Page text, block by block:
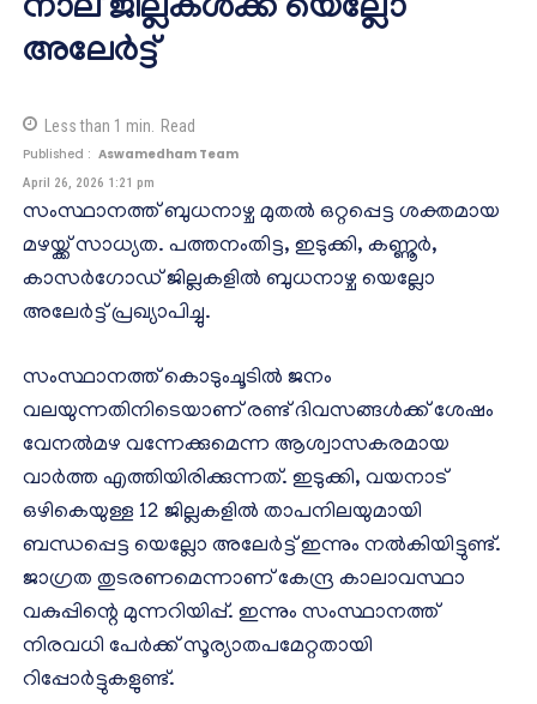
നാല് ജില്ലകള്‍ക്ക് യെല്ലോ
അലേര്‍ട്ട്
Less than 1 min. Read
Published : Aswamedham Team
April 26, 2026 1:21 pm
സംസ്ഥാനത്ത് ബുധനാഴ്ച മുതല്‍ ഒറ്റപ്പെട്ട ശക്തമായ
മഴയ്ക്ക് സാധ്യത. പത്തനംതിട്ട, ഇടുക്കി, കണ്ണൂര്‍,
കാസര്‍ഗോഡ് ജില്ലകളില്‍ ബുധനാഴ്ച യെല്ലോ
അലേര്‍ട്ട് പ്രഖ്യാപിച്ചു.
സംസ്ഥാനത്ത് കൊടുംചൂടില്‍ ജനം
വലയുന്നതിനിടെയാണ് രണ്ട് ദിവസങ്ങള്‍ക്ക് ശേഷം
വേനല്‍മഴ വന്നേക്കുമെന്ന ആശ്വാസകരമായ
വാര്‍ത്ത എത്തിയിരിക്കുന്നത്. ഇടുക്കി, വയനാട്
ഒഴികെയുള്ള 12 ജില്ലകളില്‍ താപനിലയുമായി
ബന്ധപ്പെട്ട യെല്ലോ അലേര്‍ട്ട് ഇന്നും നല്‍കിയിട്ടുണ്ട്.
ജാഗ്രത തുടരണമെന്നാണ് കേന്ദ്ര കാലാവസ്ഥാ
വകുപ്പിന്റെ മുന്നറിയിപ്പ്. ഇന്നും സംസ്ഥാനത്ത്
നിരവധി പേര്‍ക്ക് സൂര്യാതപമേറ്റതായി
റിപ്പോര്‍ട്ടുകളുണ്ട്.